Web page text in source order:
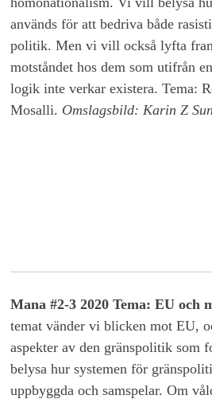
används för att bedriva både
politik. Men vi vill också lyfta
motståndet hos dem som utifrån
logik inte verkar existera. Tema:
Mosalli. Omslagsbild: Karin Z
Mana #2-3 2020 Tema: EU och
temat vänder vi blicken mot EU,
aspekter av den gränspolitik som
belysa hur systemen för
uppbyggda och samspelar. Om